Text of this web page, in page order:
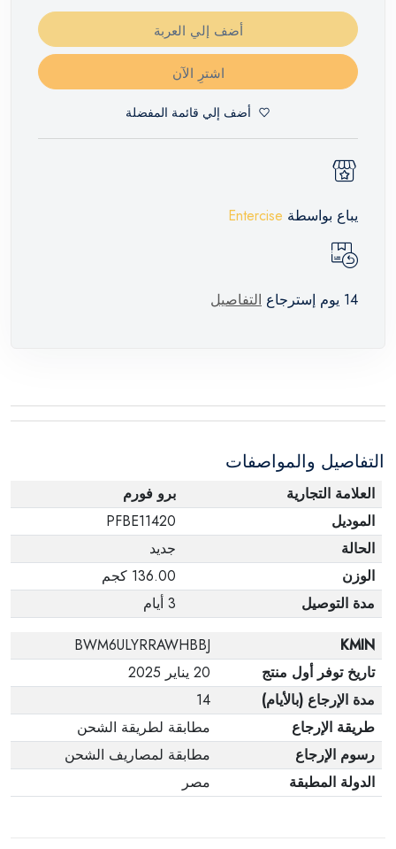
أضف إلي العربة
اشترِ الآن
أضف إلي قائمة المفضلة
يباع بواسطة Entercise
14 يوم إسترجاع التفاصيل
التفاصيل والمواصفات
العلامة التجارية
برو فورم
الموديل
PFBE11420
الحالة
جديد
الوزن
136.00 كجم
مدة التوصيل
3 أيام
KMIN
BWM6ULYRRAWHBBJ
تاريخ توفر أول منتج
20 يناير 2025
مدة الإرجاع (بالأيام)
14
طريقة الإرجاع
مطابقة لطريقة الشحن
رسوم الإرجاع
مطابقة لمصاريف الشحن
الدولة المطبقة
مصر